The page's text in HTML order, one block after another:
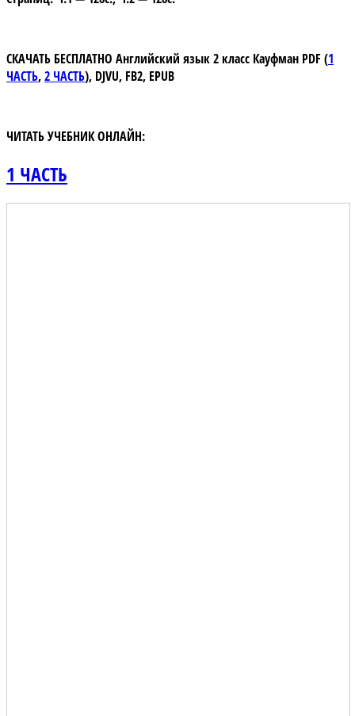
СКАЧАТЬ БЕСПЛАТНО Английский язык 2 класс Кауфман PDF (1
ЧАСТЬ,2 ЧАСТЬ), DJVU, FB2, EPUB
ЧИТАТЬ УЧЕБНИК ОНЛАЙН:
1 ЧАСТЬ